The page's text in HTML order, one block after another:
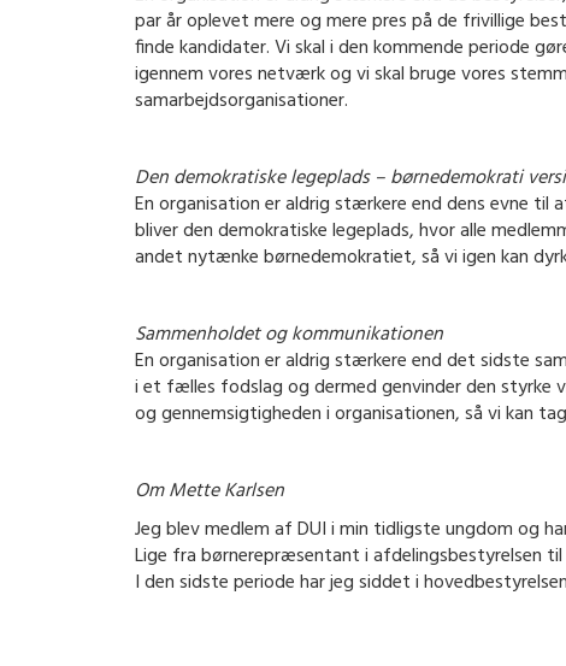
par år oplevet mere og mere pres på de frivillige
finde kandidater. Vi skal i den kommende periode
igennem vores netværk og vi skal bruge vores
samarbejdsorganisationer.
Den demokratiske legeplads – børnedemokrati
En organisation er aldrig stærkere end dens evne til
bliver den demokratiske legeplads, hvor alle
andet nytænke børnedemokratiet, så vi igen kan
Sammenholdet og kommunikationen
En organisation er aldrig stærkere end det sidste
i et fælles fodslag og dermed genvinder den styrke
og gennemsigtigheden i organisationen, så vi kan
Om Mette Karlsen
Jeg blev medlem af DUI i min tidligste ungdom og
Lige fra børnerepræsentant i afdelingsbestyrelsen
I den sidste periode har jeg siddet i